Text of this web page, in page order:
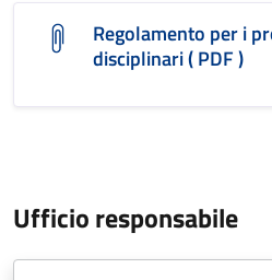
Regolamento per i
disciplinari ( PDF )
Ufficio responsabile